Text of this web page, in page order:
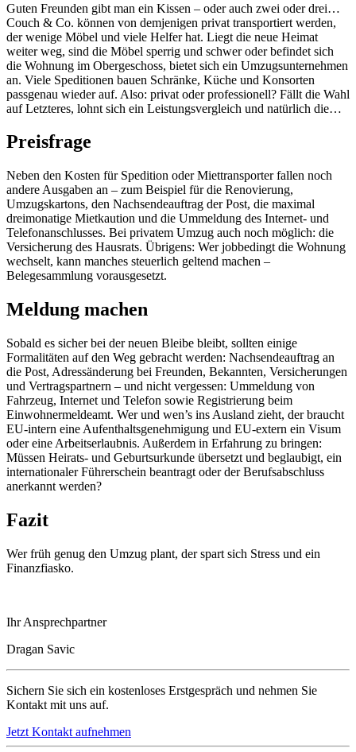
Guten Freunden gibt man ein Kissen – oder auch zwei oder drei…
Couch & Co. können von demjenigen privat transportiert werden,
der wenige Möbel und viele Helfer hat. Liegt die neue Heimat
weiter weg, sind die Möbel sperrig und schwer oder befindet sich
die Wohnung im Obergeschoss, bietet sich ein Umzugsunternehmen
an. Viele Speditionen bauen Schränke, Küche und Konsorten
passgenau wieder auf. Also: privat oder professionell? Fällt die Wahl
auf Letzteres, lohnt sich ein Leistungsvergleich und natürlich die…
Preisfrage
Neben den Kosten für Spedition oder Miettransporter fallen noch
andere Ausgaben an – zum Beispiel für die Renovierung,
Umzugskartons, den Nachsendeauftrag der Post, die maximal
dreimonatige Mietkaution und die Ummeldung des Internet- und
Telefonanschlusses. Bei privatem Umzug auch noch möglich: die
Versicherung des Hausrats. Übrigens: Wer jobbedingt die Wohnung
wechselt, kann manches steuerlich geltend machen –
Belegesammlung vorausgesetzt.
Meldung machen
Sobald es sicher bei der neuen Bleibe bleibt, sollten einige
Formalitäten auf den Weg gebracht werden: Nachsendeauftrag an
die Post, Adressänderung bei Freunden, Bekannten, Versicherungen
und Vertragspartnern – und nicht vergessen: Ummeldung von
Fahrzeug, Internet und Telefon sowie Registrierung beim
Einwohnermeldeamt. Wer und wen’s ins Ausland zieht, der braucht
EU-intern eine Aufenthaltsgenehmigung und EU-extern ein Visum
oder eine Arbeitserlaubnis. Außerdem in Erfahrung zu bringen:
Müssen Heirats- und Geburtsurkunde übersetzt und beglaubigt, ein
internationaler Führerschein beantragt oder der Berufsabschluss
anerkannt werden?
Fazit
Wer früh genug den Umzug plant, der spart sich Stress und ein
Finanzfiasko.
Ihr Ansprechpartner
Dragan Savic
Sichern Sie sich ein kostenloses Erstgespräch und nehmen Sie
Kontakt mit uns auf.
Jetzt Kontakt aufnehmen